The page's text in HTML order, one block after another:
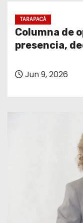
TARAPACÁ
Columna de
presencia,
Jun 9, 2026